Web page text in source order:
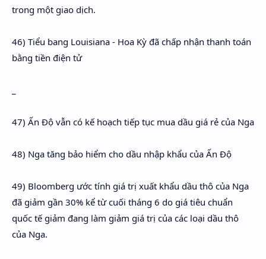
trong một giao dịch.
46) Tiểu bang Louisiana - Hoa Kỳ đã chấp nhận thanh toán
bằng tiền điện tử
47) Ấn Độ vẫn có kế hoạch tiếp tục mua dầu giá rẻ của Nga
48) Nga tăng bảo hiểm cho dầu nhập khẩu của Ấn Độ
49) Bloomberg ước tính giá trị xuất khẩu dầu thô của Nga
đã giảm gần 30% kể từ cuối tháng 6 do giá tiêu chuẩn
quốc tế giảm đang làm giảm giá trị của các loại dầu thô
của Nga.